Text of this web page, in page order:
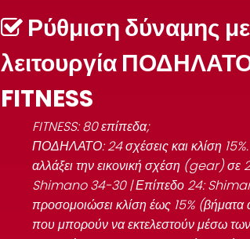
Ρύθμιση δύναμης
λειτουργία
FITNESS
FITNESS: 80 επίπεδα;
ΠΟΔΗΛΑΤΟ:24 σχέσεις και κλίση 15%.
αλλάξει την εικονική σχέση (gear) σε
Shimano 34-30 | Επίπεδο 24:
προσομοιώσει κλίση έως 15% (βήματα
που μπορούν να εκτελεστούν μέσω